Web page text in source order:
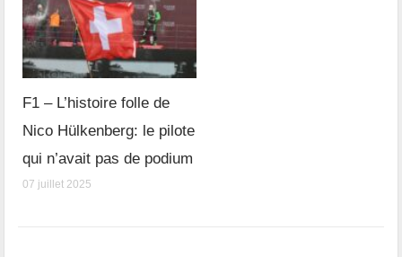
F1 – L’histoire folle de
Nico Hülkenberg: le pilote
qui n’avait pas de podium
07 juillet 2025